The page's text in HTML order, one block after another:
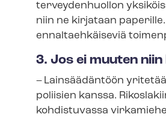
terveydenhuollon
niin ne kirjataan
ennaltaehkäiseviä
3. Jos ei muuten niin
– Lainsäädäntöön
poliisien kanssa.
kohdistuvassa